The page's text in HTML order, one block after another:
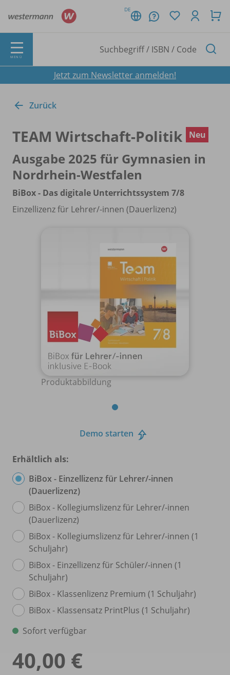
DE
MENÜ
Jetzt zum Newsletter anmelden!
Zurück
TEAM Wirtschaft-Politik Neu
Ausgabe 2025 für Gymnasien in
Nordrhein-Westfalen
BiBox - Das digitale Unterrichtssystem 7/8
Einzellizenz für Lehrer/-innen (Dauerlizenz)
Produktabbildung
Demo starten
Erhältlich als:
BiBox - Einzellizenz für Lehrer/-innen
(Dauerlizenz)
BiBox - Kollegiumslizenz für Lehrer/-innen
(Dauerlizenz)
BiBox - Kollegiumslizenz für Lehrer/-innen (1
Schuljahr)
BiBox - Einzellizenz für Schüler/-innen (1
Schuljahr)
BiBox - Klassenlizenz Premium (1 Schuljahr)
BiBox - Klassensatz PrintPlus (1 Schuljahr)
Sofort verfügbar
40,00 €